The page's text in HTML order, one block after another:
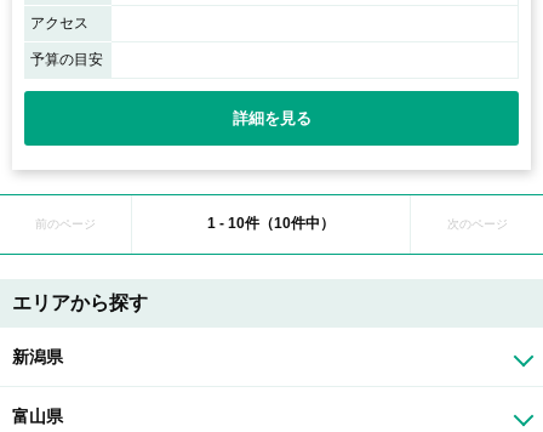
アクセス
予算の目安
詳細を見る
前のページ 1 - 10件（10件中） 次のページ
エリアから探す
新潟県
富山県